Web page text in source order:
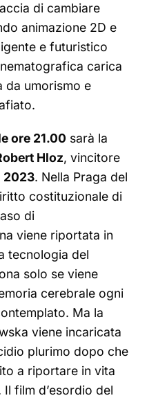
di cambiare
animazione 2D e
e futuristico
carica
da umorismo e
ore 21.00 sarà la
Hloz, vincitore
2023. Nella Praga del
costituzionale di
di
viene riportata in
tecnologia del
solo se viene
cerebrale ogni
Ma la
viene incaricata
plurimo dopo che
a riportare in vita
film d’esordio del